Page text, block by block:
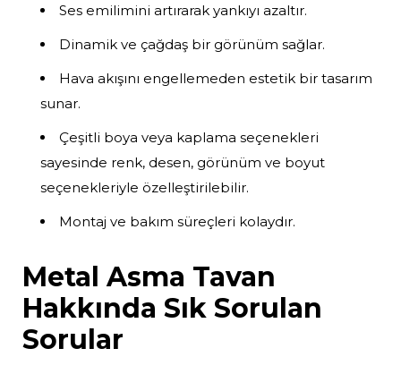
Ses emilimini artırarak yankıyı azaltır.
Dinamik ve çağdaş bir görünüm sağlar.
Hava akışını engellemeden estetik bir tasarım
sunar.
Çeşitli boya veya kaplama seçenekleri
sayesinde renk, desen, görünüm ve boyut
seçenekleriyle özelleştirilebilir.
Montaj ve bakım süreçleri kolaydır.
Metal Asma Tavan
Hakkında Sık Sorulan
Sorular